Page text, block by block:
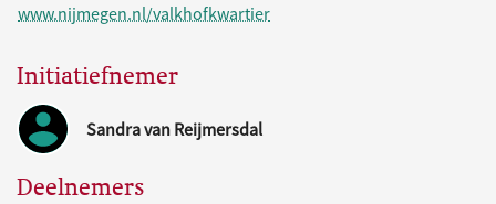
www.nijmegen.nl/valkhofkwartier
Initiatiefnemer
Sandra van Reijmersdal
Deelnemers